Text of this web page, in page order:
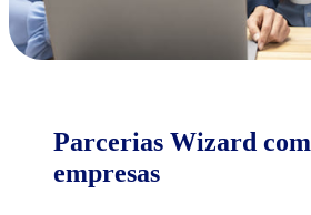
Parcerias Wizard com
empresas